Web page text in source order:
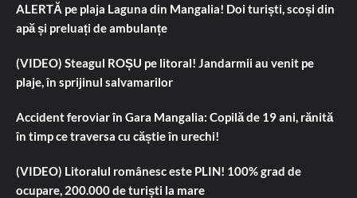
ALERTĂ pe plaja Laguna din Mangalia! Doi turiști, scoși din
apă și preluați de ambulanțe
(VIDEO) Steagul ROȘU pe litoral! Jandarmii au venit pe
plaje, în sprijinul salvamarilor
Accident feroviar în Gara Mangalia: Copilă de 19 ani, rănită
în timp ce traversa cu căștie în urechi!
(VIDEO) Litoralul românesc este PLIN! 100% grad de
ocupare, 200.000 de turiști la mare